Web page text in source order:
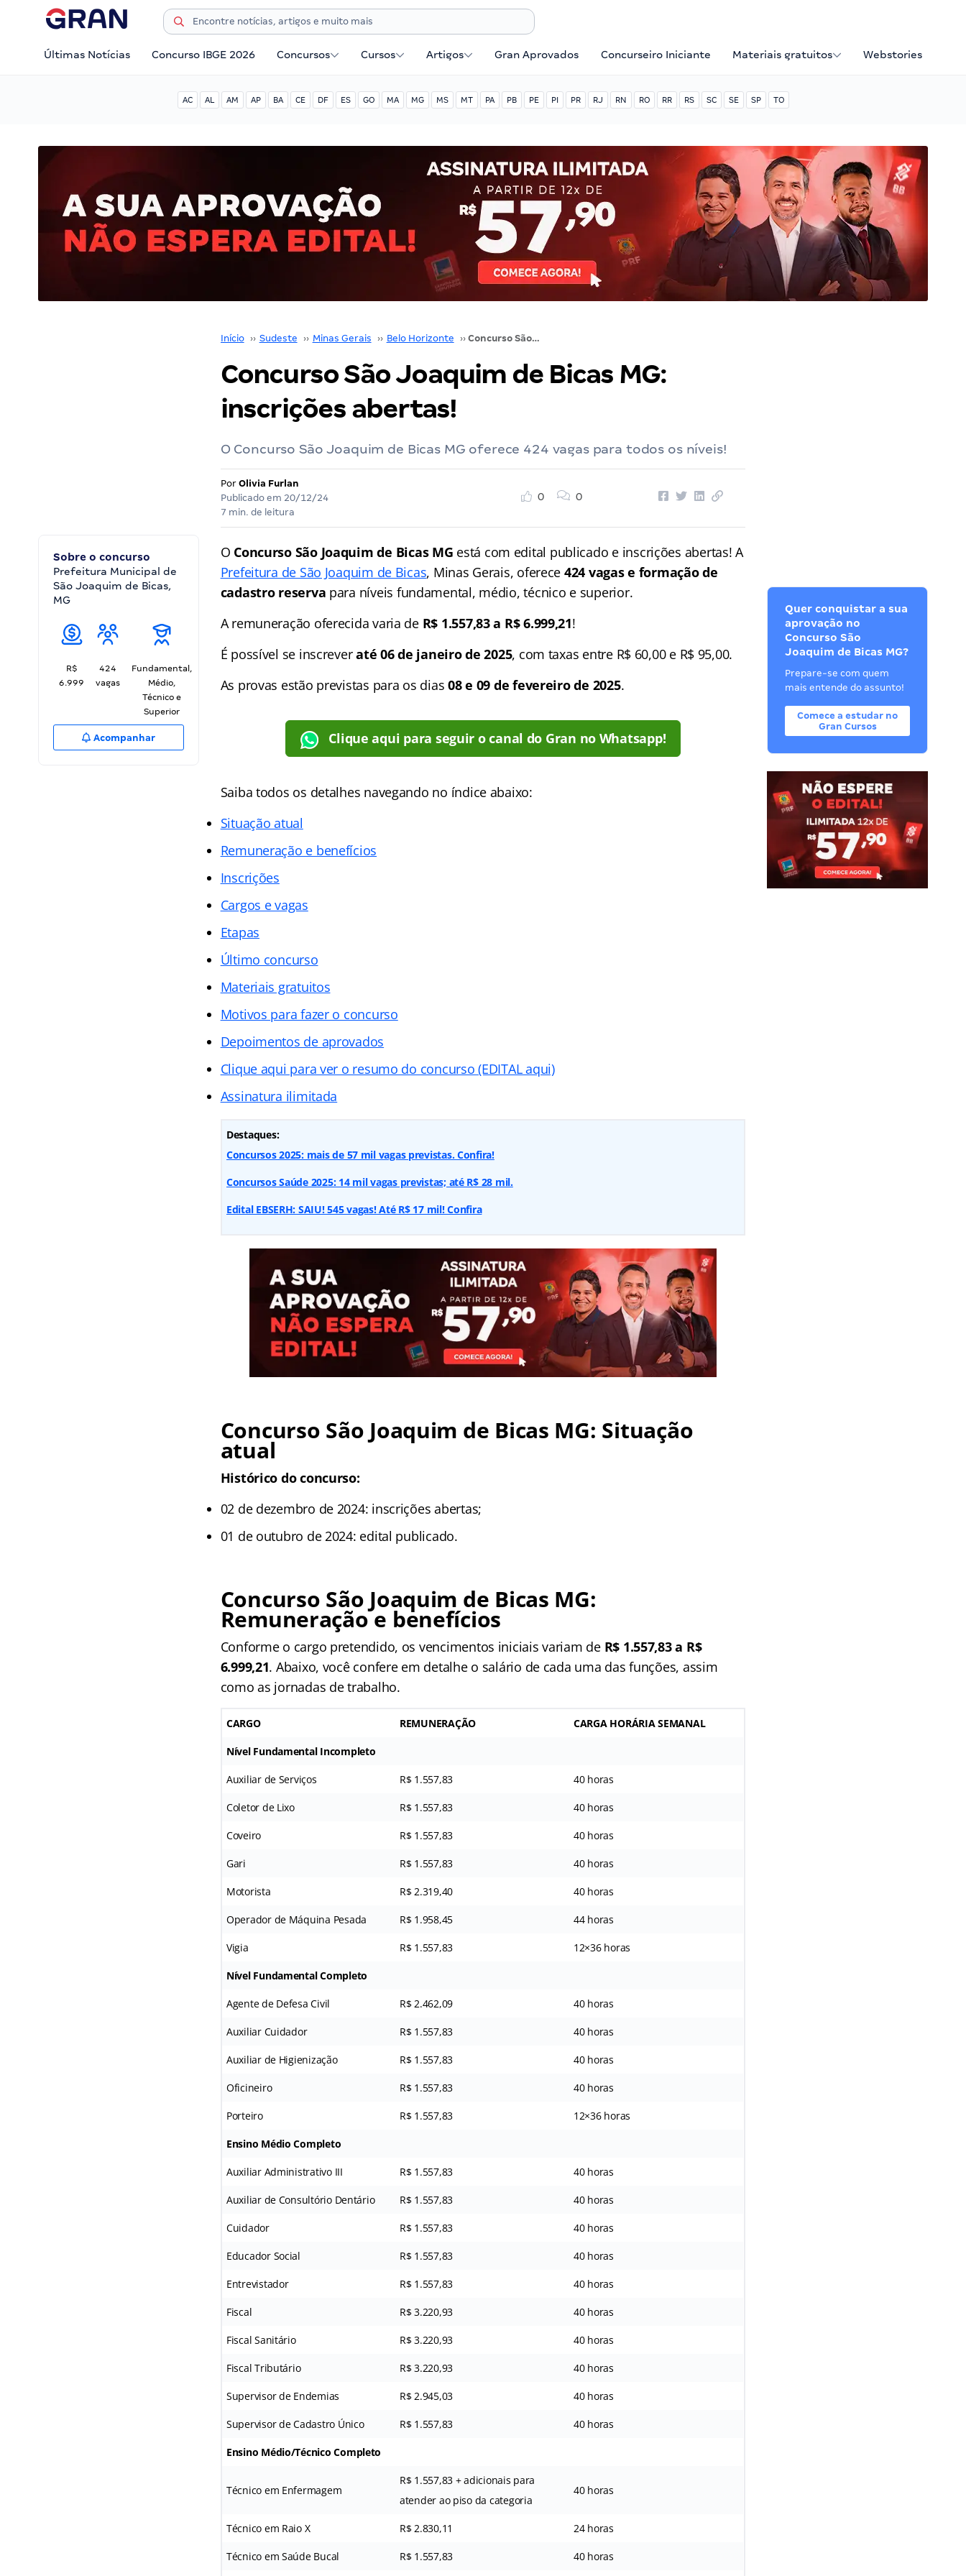
Últimas Notícias Concurso IBGE 2026 Concursos Cursos Artigos Gran Aprovados Concurseiro Iniciante Materiais gratuitos Webstories
AC AL AM AP BA CE DF ES GO MA MG MS MT PA PB PE PI PR RJ RN RO RR RS SC SE SP TO
Início ›› Sudeste ›› Minas Gerais ›› Belo Horizonte ›› Concurso São Joaquim de Bicas MG: inscrições abertas!
Concurso São Joaquim de Bicas MG:
inscrições abertas!
O Concurso São Joaquim de Bicas MG oferece 424 vagas para todos os níveis!
Por Olivia Furlan
Publicado em 20/12/24
7 min. de leitura
0 0
Sobre o concurso
Prefeitura Municipal de
São Joaquim de Bicas,
MG
R$
6.999
424
vagas
Fundamental,
Médio,
Técnico e
Superior
Acompanhar
O Concurso São Joaquim de Bicas MG está com edital publicado e inscrições abertas! A
Prefeitura de São Joaquim de Bicas, Minas Gerais, oferece 424 vagas e formação de
cadastro reserva para níveis fundamental, médio, técnico e superior.
A remuneração oferecida varia de R$ 1.557,83 a R$ 6.999,21!
É possível se inscreveraté 06 de janeiro de 2025, com taxas entre R$ 60,00 e R$ 95,00.
As provas estão previstas para os dias08 e 09 de fevereiro de 2025.
Clique aqui para seguir o canal do Gran no Whatsapp!
Saiba todos os detalhes navegando no índice abaixo:
Situação atual
Remuneração e benefícios
Inscrições
Cargos e vagas
Etapas
Último concurso
Materiais gratuitos
Motivos para fazer o concurso
Depoimentos de aprovados
Clique aqui para ver o resumo do concurso (EDITAL aqui)
Assinatura ilimitada
Destaques:
Concursos 2025: mais de 57 mil vagas previstas. Confira!
Concursos Saúde 2025: 14 mil vagas previstas; até R$ 28 mil.
Edital EBSERH: SAIU! 545 vagas! Até R$ 17 mil! Confira
Concurso São Joaquim de Bicas MG: Situação
atual
Histórico do concurso:
02 de dezembro de 2024: inscrições abertas;
01 de outubro de 2024: edital publicado.
Concurso São Joaquim de Bicas MG:
Remuneração e benefícios
Conforme o cargo pretendido, os vencimentos iniciais variam deR$ 1.557,83 a R$
6.999,21. Abaixo, você confere em detalhe o salário de cada uma das funções, assim
como as jornadas de trabalho.
CARGO REMUNERAÇÃO CARGA HORÁRIA SEMANAL
Nível Fundamental Incompleto
Auxiliar de Serviços R$ 1.557,83 40 horas
Coletor de Lixo R$ 1.557,83 40 horas
Coveiro R$ 1.557,83 40 horas
Gari R$ 1.557,83 40 horas
Motorista R$ 2.319,40 40 horas
Operador de Máquina Pesada R$ 1.958,45 44 horas
Vigia R$ 1.557,83 12×36 horas
Nível Fundamental Completo
Agente de Defesa Civil R$ 2.462,09 40 horas
Auxiliar Cuidador R$ 1.557,83 40 horas
Auxiliar de Higienização R$ 1.557,83 40 horas
Oficineiro R$ 1.557,83 40 horas
Porteiro R$ 1.557,83 12×36 horas
Ensino Médio Completo
Auxiliar Administrativo III R$ 1.557,83 40 horas
Auxiliar de Consultório Dentário R$ 1.557,83 40 horas
Cuidador R$ 1.557,83 40 horas
Educador Social R$ 1.557,83 40 horas
Entrevistador R$ 1.557,83 40 horas
Fiscal R$ 3.220,93 40 horas
Fiscal Sanitário R$ 3.220,93 40 horas
Fiscal Tributário R$ 3.220,93 40 horas
Supervisor de Endemias R$ 2.945,03 40 horas
Supervisor de Cadastro Único R$ 1.557,83 40 horas
Ensino Médio/Técnico Completo
Técnico em Enfermagem
R$ 1.557,83 + adicionais para
atender ao piso da categoria
40 horas
Técnico em Raio X R$ 2.830,11 24 horas
Técnico em Saúde Bucal R$ 1.557,83 40 horas
Quer conquistar a sua
aprovação no
Concurso São
Joaquim de Bicas MG?
Prepare-se com quem
mais entende do assunto!
Comece a estudar no
Gran Cursos